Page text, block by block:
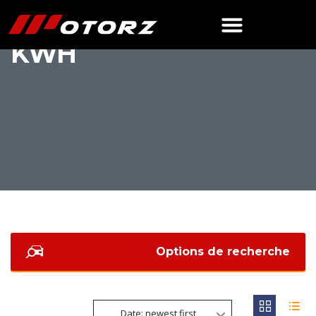
IM6 STANDARD 75
KWH
Options de recherche
Date: newest first